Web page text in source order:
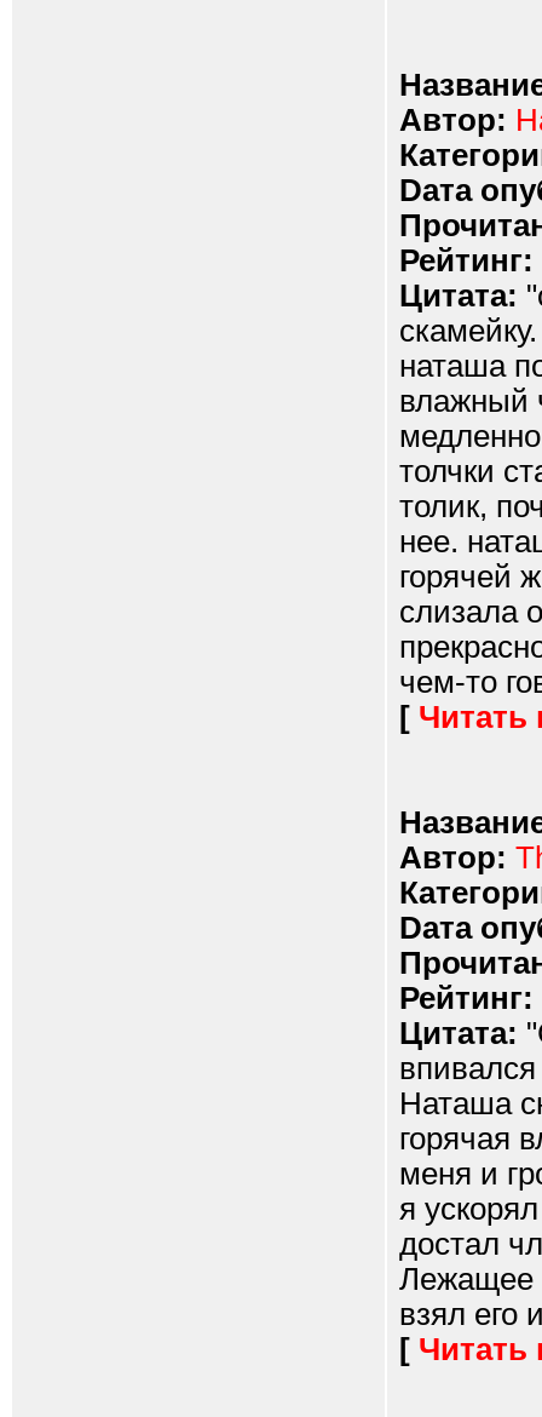
Автор:
Dата
Рейтинг:
Цитата:
наташа
влажный
толчки
толик,
нее.
горячей
слизала
чем-то
[ Читать
Автор:
Dата
Рейтинг:
Цитата:
Наташа
горячая
меня и
я
достал
Лежащее
взял его
[ Читать